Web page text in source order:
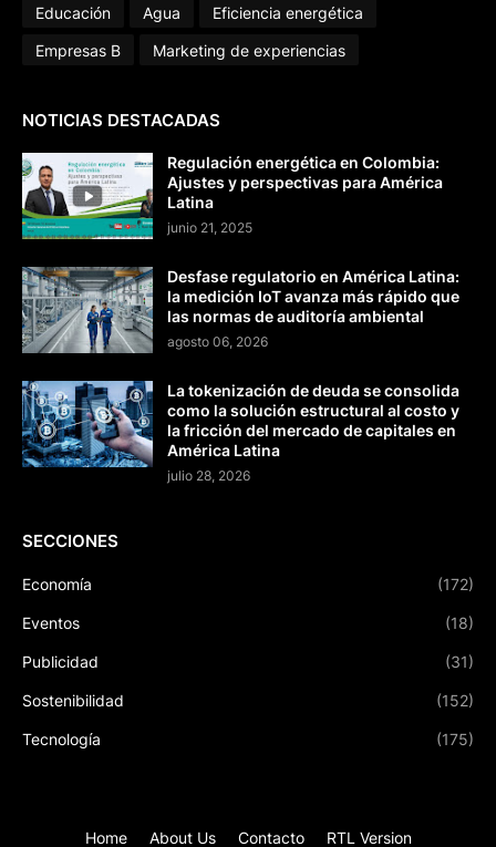
Educación Agua
Eficiencia energética
Empresas B
Marketing de experiencias
NOTICIAS DESTACADAS
Regulación energética en Colombia:
Ajustes y perspectivas para América
Latina
junio 21, 2025
Desfase regulatorio en América Latina:
la medición IoT avanza más rápido que
las normas de auditoría ambiental
agosto 06, 2026
La tokenización de deuda se consolida
como la solución estructural al costo y
la fricción del mercado de capitales en
América Latina
julio 28, 2026
SECCIONES
Economía (172)
Eventos (18)
Publicidad (31)
Sostenibilidad (152)
Tecnología (175)
Home About Us Contacto RTL Version